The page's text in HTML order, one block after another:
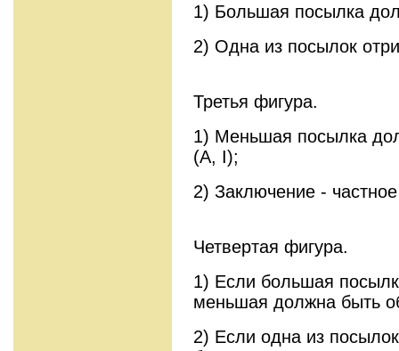
1) Большая посылка
2) Одна из посылок
Третья фигура.
1) Меньшая посылка
(A, I);
2) Заключение -
Четвертая фигура.
1) Если большая
меньшая должна быть
2) Если одна из